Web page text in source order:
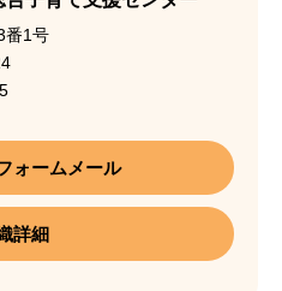
番1号
ォームメール
詳細